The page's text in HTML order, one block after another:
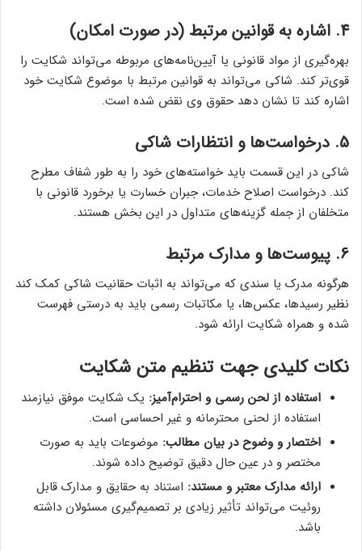
4. اشاره به قوانین مرتبط (در صورت امکان)
بهره‌گیری از مواد قانونی یا آیین‌نامه‌های مربوطه می‌تواند شکایت را
قوی‌تر کند. شاکی می‌تواند به قوانین مرتبط با موضوع شکایت خود
اشاره کند تا نشان دهد حقوق وی نقض شده است.
5. درخواست‌ها و انتظارات شاکی
شاکی در این قسمت باید خواسته‌های خود را به طور شفاف مطرح
کند. درخواست اصلاح خدمات، جبران خسارت یا برخورد قانونی با
متخلفان از جمله گزینه‌های متداول در این بخش هستند.
6. پیوست‌ها و مدارک مرتبط
هرگونه مدرک یا سندی که می‌تواند به اثبات حقانیت شاکی کمک کند
نظیر رسیدها، عکس‌ها، یا مکاتبات رسمی باید به درستی فهرست
شده و همراه شکایت ارائه شود.
نکات کلیدی جهت تنظیم متن شکایت
استفاده از لحن رسمی و احترام‌آمیز: یک شکایت موفق نیازمند
استفاده از لحنی محترمانه و غیر احساسی است.
اختصار و وضوح در بیان مطالب: موضوعات باید به صورت
مختصر و در عین حال دقیق توضیح داده شوند.
ارائه مدارک معتبر و مستند: استناد به حقایق و مدارک قابل
روئیت می‌تواند تأثیر زیادی بر تصمیم‌گیری مسئولان داشته
باشد.